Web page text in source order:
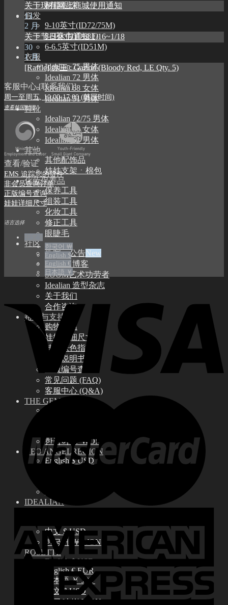
树脂眼珠
假发
9-10英寸(ID72/75M)
8-9英寸(ID68F)
6-6.5英寸(ID51M)
衣服
Idealian 75 男体
Idealian 72 男体
Idealian 68 女体
Idealian 51 男体
鞋靴
Idealian 72/75 男体
Idealian 68 女体
Idealian 51 男体
其他
其他配饰品
娃娃支架ㆍ棉包
化妆保养品
保养工具
组装工具
化妆工具
修正工具
眼睫毛
社区
新闻ㆍ公告
Idealian 博客
SOOM艺术功劳者
Idealian 造型杂志
关于我们
合作咨询
帮助与支持
购物指南
娃娃详细尺寸
娃娃肤色指南
使用说明书
正版编号查询
常见问题 (FAQ)
客服中心 (Q&A)
THE GEM
한국어 ￦ WON
NEO ANGELREGION
English $ USD
IDEALIAN
中文 $ USD
한국어 ￦ WON
ROSETTE
English $ USD
English € EUR
日本語 ￥ JPY
中文 $ USD
한국어 ￦ WON
关于现有网上商城使用通知
13
2 月
关于节日休假通知 1/16~1/18
30
1 月
[Raffle] 赤王 : Garion (Bloody Red, LE Qty. 5)
客服中心 [联系我们]
周一至周五, 10:00-17:00 (韩国时间)
查看韩国时间
查看/验证
EMS 追踪您的货件
非会员查询订单
正版编号查询
娃娃详细尺寸
语言选择
한국어 ￦
English $
English €
日本語 ￥